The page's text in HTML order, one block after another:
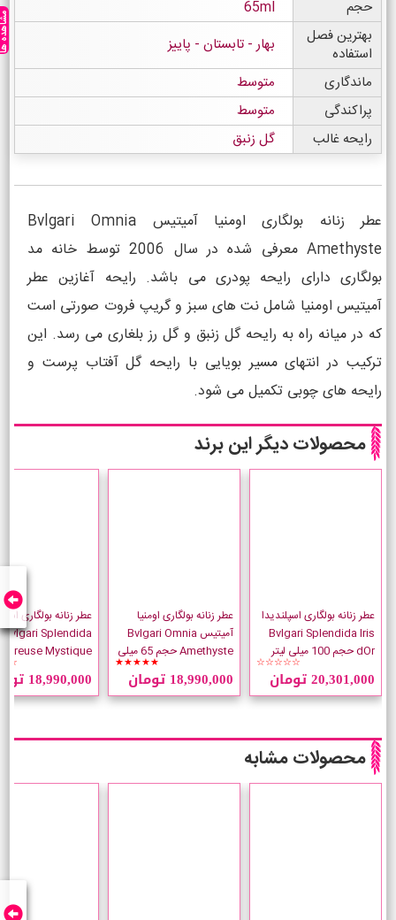
حجم
65ml
بهترین فصل
استفاده
بهار - تابستان - پاییز
ماندگاری
متوسط
پراکندگی
متوسط
رایحه غالب
گل زنبق
عطر زنانه بولگاری اومنیا آمیتیس Bvlgari Omnia
Amethyste معرفی شده در سال 2006 توسط خانه مد
بولگاری دارای رایحه پودری می باشد. رایحه آغازین عطر
آمیتیس اومنیا شامل نت های سبز و گریپ فروت صورتی است
که در میانه راه به رایحه گل زنبق و گل رز بلغاری می رسد. این
ترکیب در انتهای مسیر بویایی با رایحه گل آفتاب پرست و
رایحه های چوبی تکمیل می شود.
محصولات دیگر این برند
عطر زنانه بولگاری اسپلندیدا
Bvlgari Splendida Iris
dOr حجم 100 میلی لیتر
☆☆☆☆☆
20,301,000 تومان
عطر زنانه بولگاری اومنیا
آمیتیس Bvlgari Omnia
Amethyste حجم 65 میلی
★★★★★
18,990,000 تومان
عطر زنانه بولگاری
Bvlgari Splendida
Mystique
18,990,000 تومان
محصولات مشابه